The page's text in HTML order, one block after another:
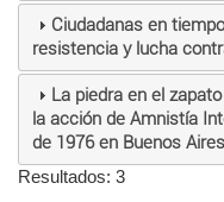
Ciudadanas en
resistencia y lucha
La piedra en el
la acción de Amnistía
de 1976 en Buenos Aires
Resultados: 3